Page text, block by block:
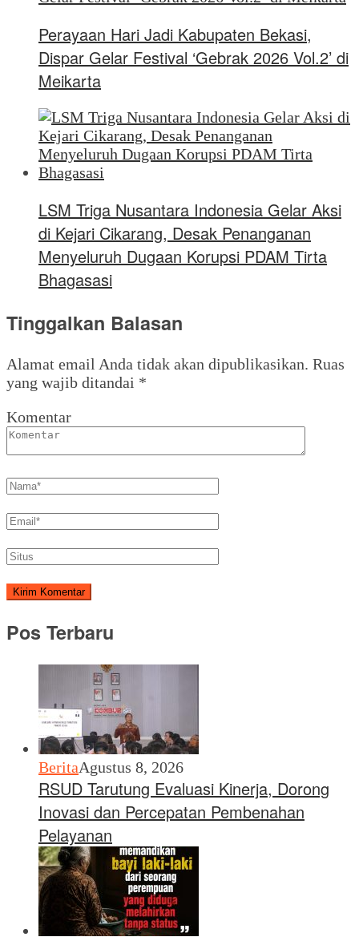
Perayaan Hari Jadi Kabupaten Bekasi,
Dispar Gelar Festival ‘Gebrak 2026 Vol.2’ di
Meikarta
LSM Triga Nusantara Indonesia Gelar Aksi
di Kejari Cikarang, Desak Penanganan
Menyeluruh Dugaan Korupsi PDAM Tirta
Bhagasasi
Tinggalkan Balasan
Alamat email Anda tidak akan dipublikasikan. Ruas
yang wajib ditandai *
Komentar
Pos Terbaru
BeritaAgustus 8, 2026
RSUD Tarutung Evaluasi Kinerja, Dorong
Inovasi dan Percepatan Pembenahan
Pelayanan